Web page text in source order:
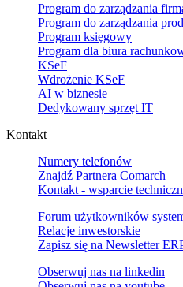
Program do zarządzania
Program do zarządzania
Program księgowy
Program dla biura
KSeF
Wdrożenie KSeF
AI w biznesie
Dedykowany sprzęt IT
Kontakt
Numery telefonów
Znajdź Partnera Comarch
Kontakt - wsparcie
Forum użytkowników
Relacje inwestorskie
Zapisz się na Newsletter
Obserwuj nas na linkedin